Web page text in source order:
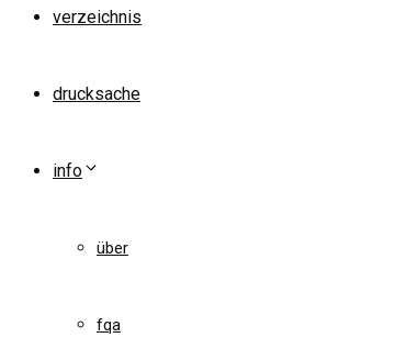
verzeichnis
drucksache
info
über
fqa